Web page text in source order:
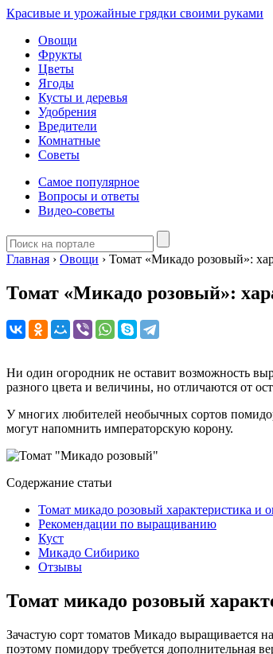
Красивые и урожайные грядки своими руками
Овощи
Фрукты
Цветы
Ягоды
Кусты и деревья
Удобрения
Вредители
Комнатные
Советы
Самое популярное
Вопросы и ответы
Видео-советы
Главная › Овощи › Томат «Микадо розовый»:
Томат «Микадо розовый»:
Ни один огородник не оставит возможность
разного цвета и величины, но отличаются от
У многих любителей необычных сортов
могут напомнить императорскую корону.
Содержание статьи
Томат микадо розовый характеристика и
Рекомендации по выращиванию
Куст
Микадо Сибирико
Отзывы
Томат микадо розовый
Зачастую сорт томатов Микадо выращивается
поэтому помидору требуется дополнительная